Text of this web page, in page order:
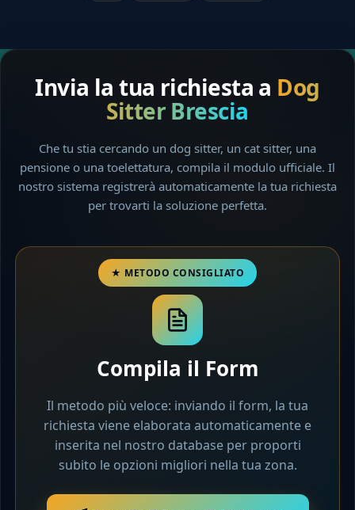
Invia la tua richiesta a Dog
Sitter Brescia
Che tu stia cercando un dog sitter, un cat sitter, una
pensione o una toelettatura, compila il modulo ufficiale. Il
nostro sistema registrerà automaticamente la tua richiesta
per trovarti la soluzione perfetta.
Compila il Form
Il metodo più veloce: inviando il form, la tua
richiesta viene elaborata automaticamente e
inserita nel nostro database per proporti
subito le opzioni migliori nella tua zona.